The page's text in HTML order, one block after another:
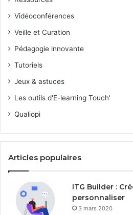
Vidéoconférences
Veille et Curation
Pédagogie innovante
Tutoriels
Jeux & astuces
Les outils d'E-learning Touch'
Qualiopi
Articles populaires
ITG Builder :
personnaliser
3 mars 2020